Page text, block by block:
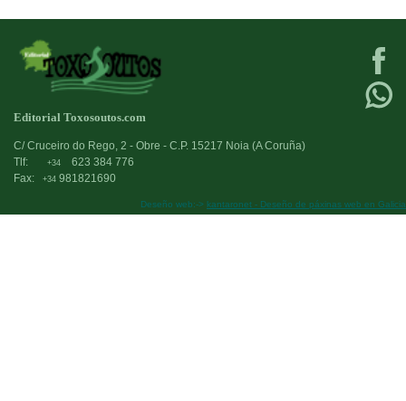
Editorial Toxosoutos.com
C/ Cruceiro do Rego, 2 - Obre - C.P. 15217 Noia (A Coruña)
Tlf:
+34
623 384 776
Fax:
+34 981821690
Deseño web:-> kantaronet - Deseño de páxinas web en Galicia